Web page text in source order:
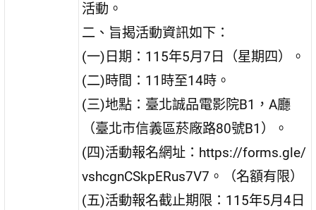
活動。
二、旨揭活動資訊如下：
(一)日期：115年5月7日（星期四）。
(二)時間：11時至14時。
(三)地點：臺北誠品電影院B1，A廳
（臺北市信義區菸廠路80號B1）。
(四)活動報名網址：https://forms.gle/
vshcgnCSkpERus7V7。（名額有限）
(五)活動報名截止期限：115年5月4日